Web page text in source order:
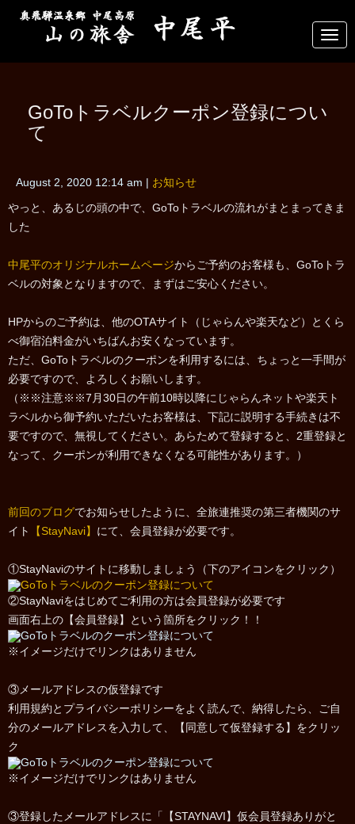
N
a
v
GoToトラベルクーポン登録につい
て
August 2, 2020 12:14 am お知らせ
やっと、あるじの頭の中で、GoToトラベルの流れがまとまってきま
した
中尾平のオリジナルホームページからご予約のお客様も、GoToトラ
ベルの対象となりますので、まずはご安心ください。
HPからのご予約は、他のOTAサイト（じゃらんや楽天など）とくら
べ御宿泊料金がいちばんお安くなっています。
ただ、GoToトラベルのクーポンを利用するには、ちょっと一手間が
必要ですので、よろしくお願いします。
（※※注意※※7月30日の午前10時以降にじゃらんネットや楽天ト
ラベルから御予約いただいたお客様は、下記に説明する手続きは不
要ですので、無視してください。あらためて登録すると、2重登録と
なって、クーポンが利用できなくなる可能性があります。）
前回のブログでお知らせしたように、全旅連推奨の第三者機関のサ
イト
【StayNavi】 にて、会員登録が必要です。
①StayNaviのサイトに移動しましょう（下のアイコンをクリック）
②StayNaviをはじめてご利用の方は会員登録が必要です
画面右上の【会員登録】という箇所をクリック！！
※イメージだけでリンクはありません
③メールアドレスの仮登録です
利用規約とプライバシーポリシーをよく読んで、納得したら、ご自
分のメールアドレスを入力して、【同意して仮登録する】をクリッ
ク
※イメージだけでリンクはありません
③登録したメールアドレスに「【STAYNAVI】仮会員登録ありがと